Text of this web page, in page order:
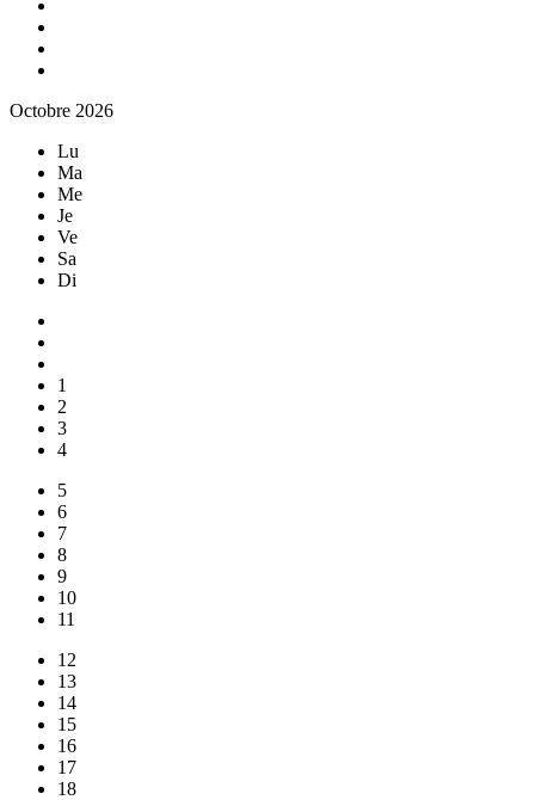
Octobre 2026
Lu
Ma
Me
Je
Ve
Sa
Di
1
2
3
4
5
6
7
8
9
10
11
12
13
14
15
16
17
18